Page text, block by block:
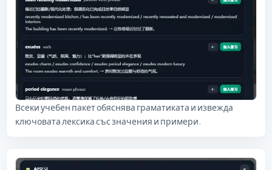
Всеки учебен пакет обяснява граматиката и извежда
ключовата лексика със значения и примери.